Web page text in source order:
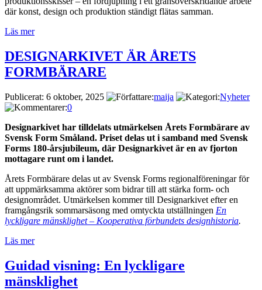
där konst, design och produktion ständigt flätas samman.
Läs mer
DESIGNARKIVET ÄR ÅRETS
FORMBÄRARE
Publicerat: 6 oktober, 2025 maija
Nyheter
0
Designarkivet har tilldelats utmärkelsen Årets Formbärare av
Svensk Form Småland. Priset delas ut i samband med Svensk
Forms 180-årsjubileum, där Designarkivet är en av fjorton
mottagare runt om i landet.
Årets Formbärare delas ut av Svensk Forms regionalföreningar för
att uppmärksamma aktörer som bidrar till att stärka form- och
designområdet. Utmärkelsen kommer till Designarkivet efter en
framgångsrik sommarsäsong med omtyckta utställningen En
lyckligare mänsklighet – Kooperativa förbundets designhistoria.
Läs mer
Guidad visning: En lyckligare
mänsklighet